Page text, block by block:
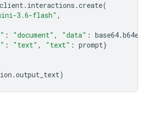
client. interactions .create(
3.6-flash" ,
: "document" , "data" : base64.
: "text" , "text" : prompt}
.output_text)